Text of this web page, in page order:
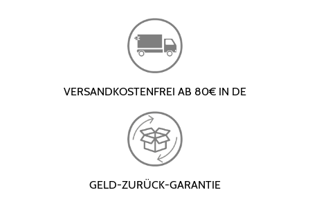
VERSANDKOSTENFREI AB 80€ IN DE
GELD-ZURÜCK-GARANTIE